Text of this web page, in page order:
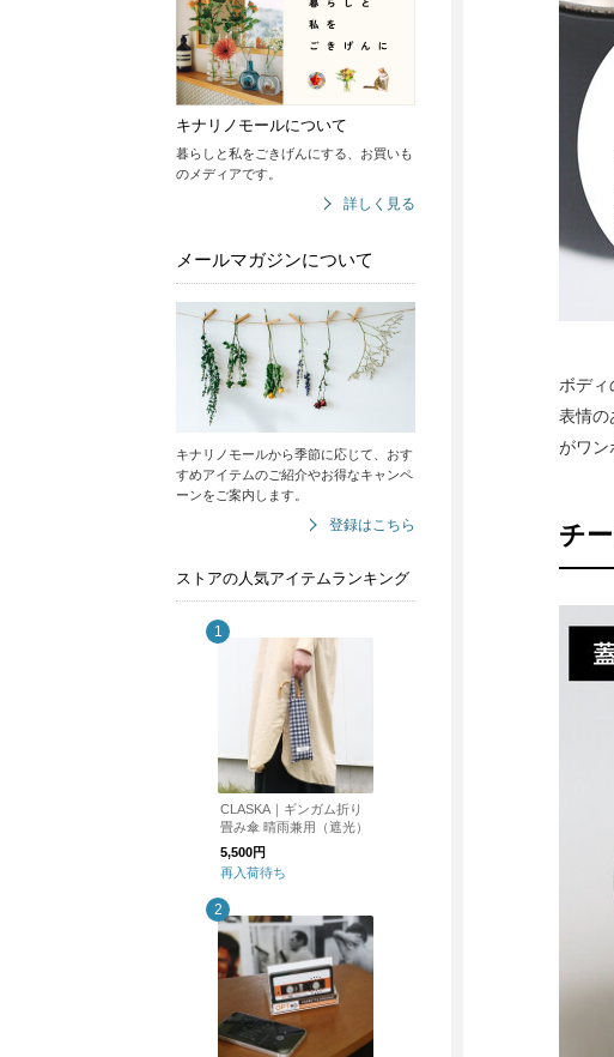
キナリノモールについて
暮らしと私をごきげんにする、お買いも
のメディアです。
詳しく見る
メールマガジンについて
キナリノモールから季節に応じて、おす
すめアイテムのご紹介やお得なキャンペ
ーンをご案内します。
登録はこちら
ストアの人気アイテムランキング
CLASKA｜ギンガム折り
畳み傘 晴雨兼用（遮光）
5,500円
再入荷待ち
ボディ
表情の
がワン
チ